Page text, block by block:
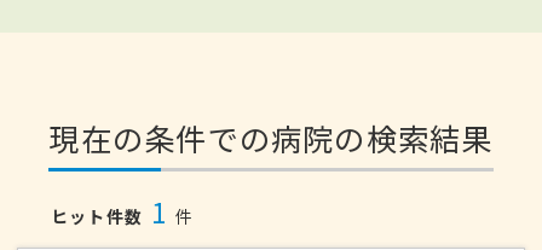
現在の条件での病院の検索結果
ヒット件数 1 件